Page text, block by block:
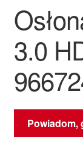
Zasady i
3.0
Powiadom,